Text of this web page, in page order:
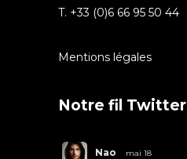
T. +33 (0)6 66 95 50 44
Mentions légales
Notre fil Twitter
Nao mai 18